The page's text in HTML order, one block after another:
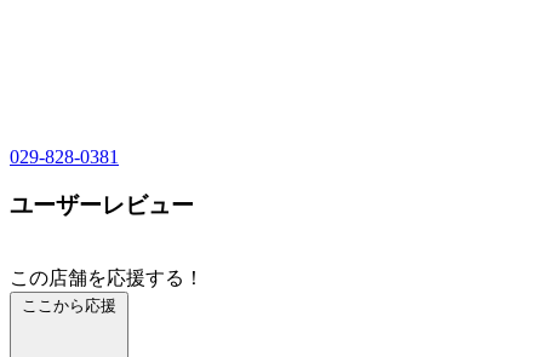
029-828-0381
ユーザーレビュー
この店舗を応援する！
ここから応援